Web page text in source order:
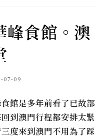
峰食館。澳
07-09
館是多年前看了已故部
到澳門行程都安排太緊
度來到澳門不用為了踩